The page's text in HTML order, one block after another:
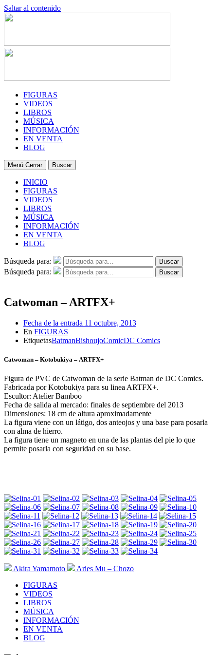
Saltar al contenido
FIGURAS
VIDEOS
LIBROS
MÚSICA
INFORMACIÓN
EN VENTA
BLOG
Menú Cerrar Buscar
INICIO
FIGURAS
VIDEOS
LIBROS
MÚSICA
INFORMACIÓN
EN VENTA
BLOG
Búsqueda para: Buscar
Búsqueda para: Buscar
Catwoman – ARTFX+
Fecha de la entrada 11 octubre, 2013
En FIGURAS
EtiquetasBatmanBishoujoComicDC Comics
Catwoman – Kotobukiya – ARTFX+
Figura de PVC de Catwoman de la serie Batman de DC Comics.
Fabricada por Kotobukiya para su linea ARTFX+.
Escultor: Atelier Bamboo
Fecha de salida al mercado: finales de septiembre del 2013
Dimensiones: 18 cm de altura aproximadamente
La figura viene con un látigo, dos anteojos y una base para posarla
con alma de hierro.
La figura tiene un magneto en una de las plantas del pie lo que
permite posarla con seguridad en su base.
Akira Yamamoto
Aries Mu – Chozo
FIGURAS
VIDEOS
LIBROS
MÚSICA
INFORMACIÓN
EN VENTA
BLOG